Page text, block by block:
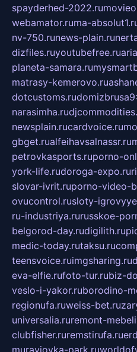
spayderhed-2022.ru
webamator.ruma-
nv-750.runews-plain.ru
dizfiles.ruyoutubefree.ru
planeta-samara.ru
matrasy-kemerovo.ru
dotcustoms.ru
narasimha.ru
newsplain.rucardvoice.ru
gbget.rualfeihavsalnassr.ru
petrovkasports.ruporno-
york-life.rudoroga-expo.ru
slovar-ivrit.ruporno-video-
ovucontrol.rusloty-
ru-industriya.rurusskoe-
belgorod-day.rudigilith.ru
medic-today.rutaksu.ru
teensvoice.ruimgsharing.ru
eva-elfie.rufoto-tur.rubiz-
veslo-i-yakor.ruborodino-
regionufa.ruweiss-bet.ru
universalia.ruremont-
clubfisher.ruremstirufa.ru